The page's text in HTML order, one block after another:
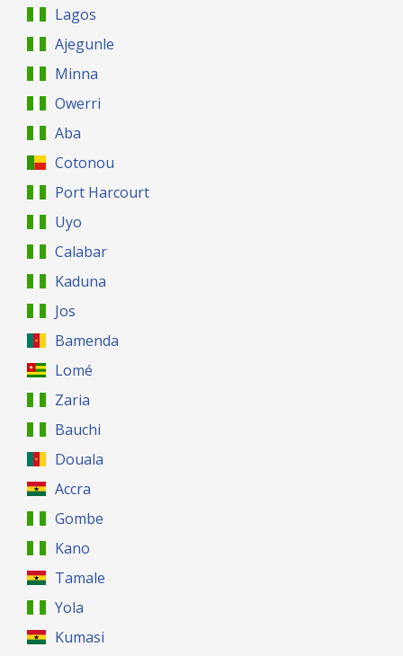
Lagos
Ajegunle
Minna
Owerri
Aba
Cotonou
Port Harcourt
Uyo
Calabar
Kaduna
Jos
Bamenda
Lomé
Zaria
Bauchi
Douala
Accra
Gombe
Kano
Tamale
Yola
Kumasi